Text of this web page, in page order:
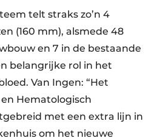
telt straks zo’n 4
(160 mm), alsmede 48
en 7 in de bestaande
belangrijke rol in het
Van Ingen: “Het
Hematologisch
met een extra lijn in
om het nieuwe